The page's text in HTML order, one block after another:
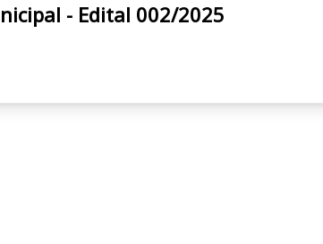
Municipal - Edital 002/2025